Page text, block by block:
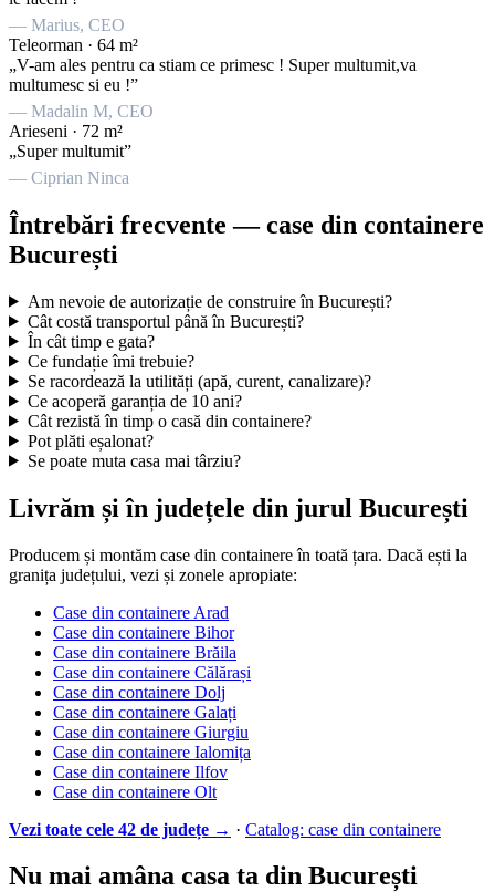
— Marius, CEO
Teleorman · 64 m²
„V-am ales pentru ca stiam ce primesc ! Super multumit,va
multumesc si eu !”
— Madalin M, CEO
Arieseni · 72 m²
„Super multumit”
— Ciprian Ninca
Întrebări frecvente — case din containere
București
Am nevoie de autorizație de construire în București?
Cât costă transportul până în București?
În cât timp e gata?
Ce fundație îmi trebuie?
Se racordează la utilități (apă, curent, canalizare)?
Ce acoperă garanția de 10 ani?
Cât rezistă în timp o casă din containere?
Pot plăti eșalonat?
Se poate muta casa mai târziu?
Livrăm și în județele din jurul București
Producem și montăm case din containere în toată țara. Dacă ești la
granița județului, vezi și zonele apropiate:
Case din containere Arad
Case din containere Bihor
Case din containere Brăila
Case din containere Călărași
Case din containere Dolj
Case din containere Galați
Case din containere Giurgiu
Case din containere Ialomița
Case din containere Ilfov
Case din containere Olt
Vezi toate cele 42 de județe → · Catalog: case din containere
Nu mai amâna casa ta din București